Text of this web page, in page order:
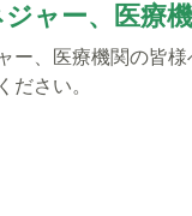
ャー、医療機
ー、医療機関の皆
ださい。